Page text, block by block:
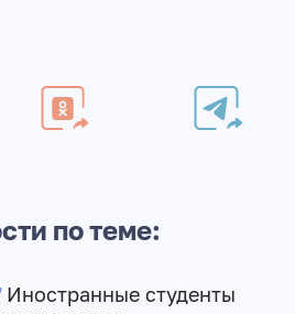
по теме:
Иностранные студенты